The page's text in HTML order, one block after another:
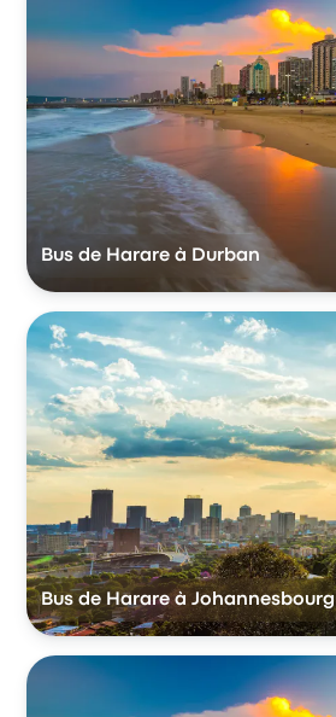
Bus de Harare à Durban
Bus de Harare à Johannesbourg